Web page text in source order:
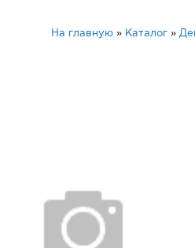
На главную » Каталог »